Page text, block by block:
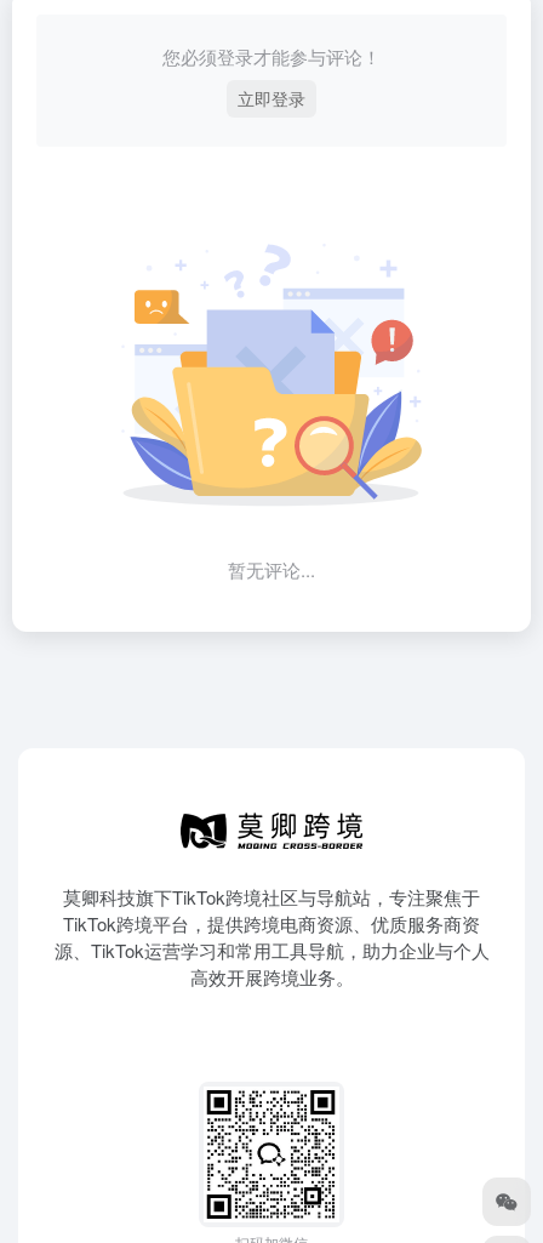
您必须登录才能参与评论！
立即登录
暂无评论...
莫卿科技旗下TikTok跨境社区与导航站，专注聚焦于
TikTok跨境平台，提供跨境电商资源、优质服务商资
源、TikTok运营学习和常用工具导航，助力企业与个人
高效开展跨境业务。